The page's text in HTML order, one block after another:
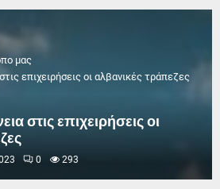
μας
επιχειρήσεις οι αλβανικές τράπεζες
στις επιχειρήσεις οι
0 293